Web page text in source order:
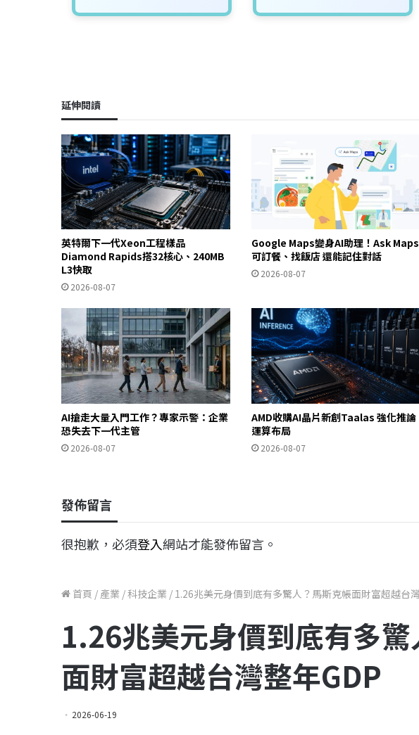
延伸閱讀
英特爾下一代Xeon工程樣品
Diamond Rapids搭32核心、240MB
L3快取
2026-08-07
Google Maps變身AI助理！Ask Maps
可訂餐、找飯店 還能記住對話
2026-08-07
AI搶走大量入門工作？專家示警：企業
恐失去下一代主管
2026-08-07
AMD收購AI晶片新創Taalas 強化推論
運算布局
2026-08-07
發佈留言
很抱歉，必須登入網站才能發佈留言。